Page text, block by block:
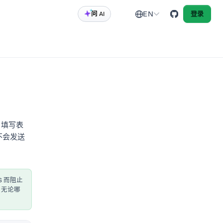
问 AI EN 登录
写表
发送
而阻止
论哪